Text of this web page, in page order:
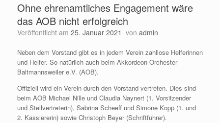
Ohne ehrenamtliches Engagement wäre
das AOB nicht erfolgreich
Veröffentlicht am 25. Januar 2021 von admin
Neben dem Vorstand gibt es in jedem Verein zahllose Helferinnen
und Helfer. So natürlich auch beim Akkordeon-Orchester
Baltmannsweiler e.V. (AOB).
Offiziell wird ein Verein durch den Vorstand vertreten. Dies sind
beim AOB Michael Nille und Claudia Naynert (1. Vorsitzender
und Stellvertreterin), Sabrina Scheeff und Simone Kopp (1. und
2. Kassiererin) sowie Christoph Beyer (Schriftführer).